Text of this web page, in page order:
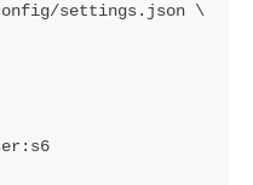
settings.json \